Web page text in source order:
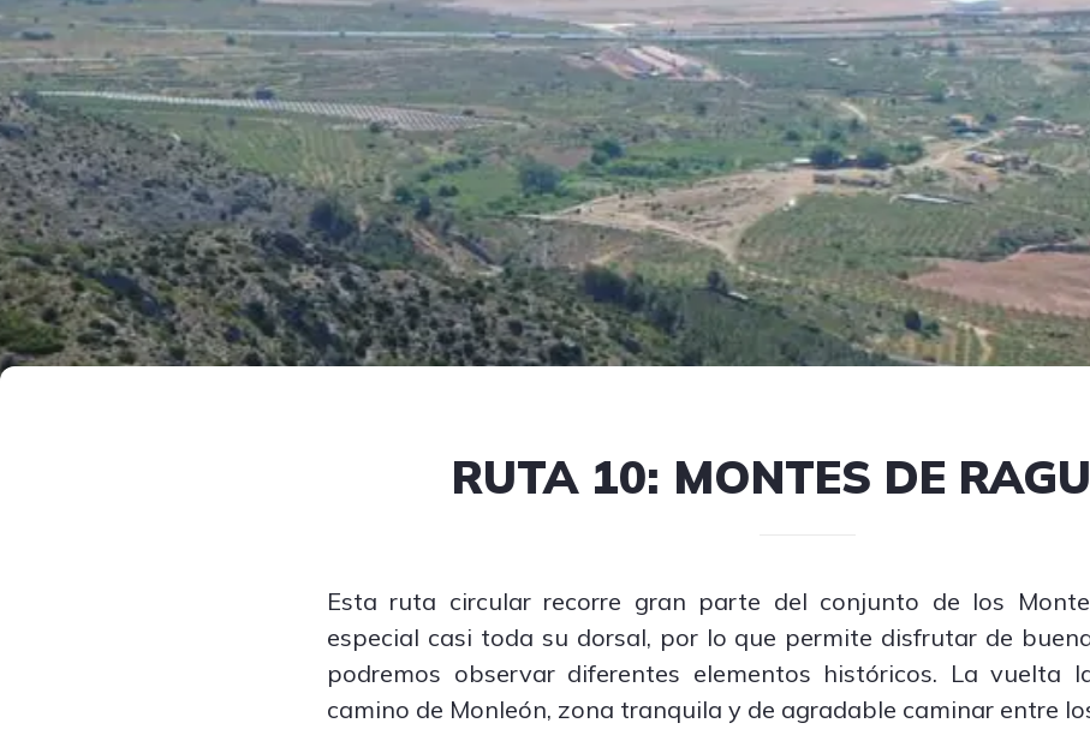
RUTA 10: MONTES DE
Esta ruta circular recorre gran parte del conjunto de los
especial casi toda su dorsal, por lo que permite disfrutar de
podremos observar diferentes elementos históricos. La vuelta
camino de Monleón, zona tranquila y de agradable caminar entre